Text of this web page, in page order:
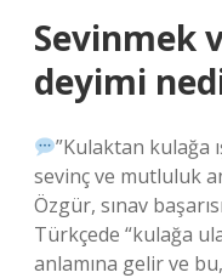
Sevinmek
deyimi
”Kulaktan kulağa
sevinç ve mutluluk
Özgür, sınav
Türkçede “kulağa
anlamına gelir ve